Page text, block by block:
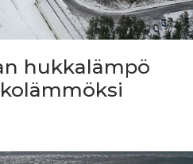
hukkalämpö